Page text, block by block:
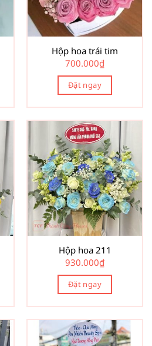
Hộp hoa trái tim
700.000₫
Đặt ngay
Hộp hoa 211
930.000₫
Đặt ngay